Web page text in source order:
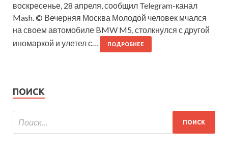
воскресенье, 28 апреля, сообщил Telegram-канал
Mash. © Вечерняя Москва Молодой человек мчался
на своем автомобиле BMW M5, столкнулся с другой
иномаркой и улетел с…
ПОДРОБНЕЕ
ПОИСК